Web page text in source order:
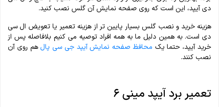
دی آیپد، این است که روی صفحه نمایش آن گلس نصب کنید.
هزینه خرید و نصب گلس بسیار پایین تر از هزینه تعمیر یا تعویض ال سی
دی است. به همین دلیل ما به همه افراد توصیه می کنیم بلافاصله پس از
خرید آیپد، حتما یک محافظ صفحه نمایش آیپد جی سی پال هم روی آن
نصب کنند.
تعمیر برد آیپد مینی ۶